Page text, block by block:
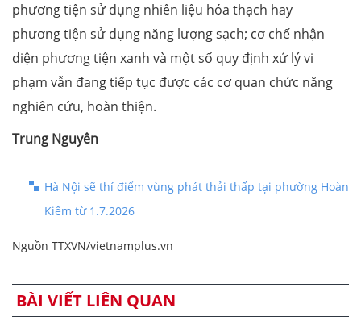
phương tiện sử dụng nhiên liệu hóa thạch hay
phương tiện sử dụng năng lượng sạch; cơ chế nhận
diện phương tiện xanh và một số quy định xử lý vi
phạm vẫn đang tiếp tục được các cơ quan chức năng
nghiên cứu, hoàn thiện.
Trung Nguyên
Hà Nội sẽ thí điểm vùng phát thải thấp tại phường Hoàn
Kiếm từ 1.7.2026
Nguồn TTXVN/vietnamplus.vn
BÀI VIẾT LIÊN QUAN